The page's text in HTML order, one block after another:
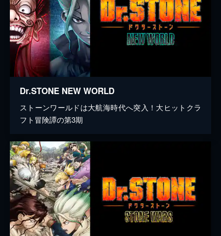
Dr.STONE NEW WORLD
ストーンワールドは大航海時代へ突入！大ヒットクラ
フト冒険譚の第3期